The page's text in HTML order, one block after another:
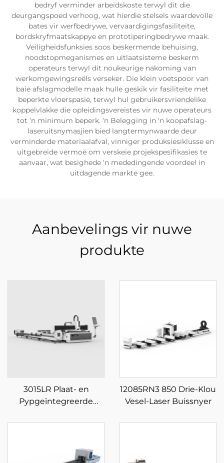
bedryf verminder arbeidskoste terwyl dit die
deurgangspoed verhoog, wat hierdie stelsels waardevolle
bates vir werfbedrywe, vervaardigingsfasiliteite,
bordskryfmaatskappye en prototiperingbedrywe maak.
Veiligheidsfunksies soos beskermende behuising,
noodstopmeganismes en uitlaatsisteme beskerm
operateurs terwyl dit noukeurige nakoming van
werkomgewingsreëls verseker. Die klein voetspoor van
baie afslagmodelle maak hulle geskik vir fasiliteite met
beperkte vloerspasie, terwyl hul gebruikersvriendelike
koppelvlakke die opleidingsvereistes vir nuwe operateurs
tot ‘n minimum beperk. ‘n Belegging in ‘n koopafslag-
laseruitsnymasjien bied langtermynwaarde deur
verminderde materiaalafval, vinniger produksiesiklusse en
uitgebreide vermoë om verskeie projekspesifikasies te
aanvaar, wat besighede ‘n mededingende voordeel in
uitdagende markte gee.
Aanbevelings vir nuwe
produkte
3015LR Plaat- en
Pypgeïntegreerde
12085RN3 850 Drie-Klou
Vesel-Laser Buissnyer